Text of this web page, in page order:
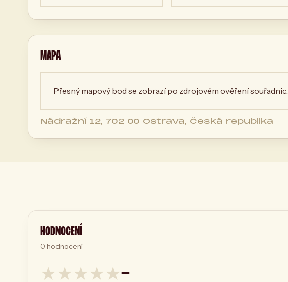
MAPA
Přesný mapový bod se zobrazí po zdrojovém ověření souřadnic.
Nádražní 12, 702 00 Ostrava, Česká republika
HODNOCENÍ
0 hodnocení
★★★★★—